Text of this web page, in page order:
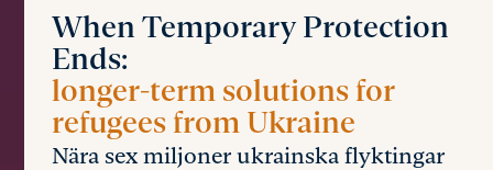
When Temporary Protection
Ends:
longer-term solutions for
refugees from Ukraine
Nära sex miljoner ukrainska flyktingar